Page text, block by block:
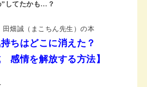
”してたかも…？
田畑誠（まこちん先生）の本
持ちはどこに消えた？
感情を解放する方法】